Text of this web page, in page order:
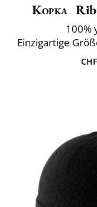
Kopka
100%
Einzigartige
CHF